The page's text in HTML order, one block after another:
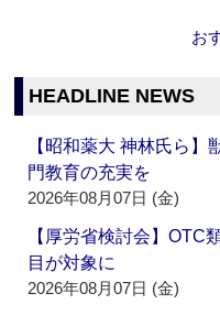
お
HEADLINE NEWS
【昭和薬大 神林氏ら】
門教育の充実を
2026年08月07日 (金)
【厚労省検討会】OTC
目が対象に
2026年08月07日 (金)